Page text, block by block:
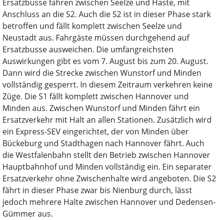
Ersatzbusse fahren zwischen Seelze und Haste, mit
Anschluss an die S2. Auch die S2 ist in dieser Phase stark
betroffen und fällt komplett zwischen Seelze und
Neustadt aus. Fahrgäste müssen durchgehend auf
Ersatzbusse ausweichen. Die umfangreichsten
Auswirkungen gibt es vom 7. August bis zum 20. August.
Dann wird die Strecke zwischen Wunstorf und Minden
vollständig gesperrt. In diesem Zeitraum verkehren keine
Züge. Die S1 fällt komplett zwischen Hannover und
Minden aus. Zwischen Wunstorf und Minden fährt ein
Ersatzverkehr mit Halt an allen Stationen. Zusätzlich wird
ein Express-SEV eingerichtet, der von Minden über
Bückeburg und Stadthagen nach Hannover fährt. Auch
die Westfalenbahn stellt den Betrieb zwischen Hannover
Hauptbahnhof und Minden vollständig ein. Ein separater
Ersatzverkehr ohne Zwischenhalte wird angeboten. Die S2
fährt in dieser Phase zwar bis Nienburg durch, lässt
jedoch mehrere Halte zwischen Hannover und Dedensen-
Gümmer aus.